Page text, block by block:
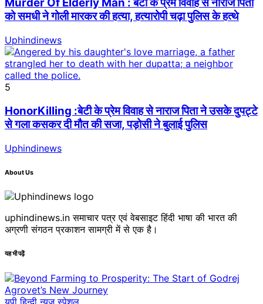
Murder Of Elderly Man : बेटी के प्रेम विवाह से नाराज पिता
को समधी ने गोली मारकर की हत्या, हत्यारोपी चढ़ा पुलिस के हत्थे
Uphindinews
5
HonorKilling :बेटी के प्रेम विवाह से नाराज पिता ने उसके दुपट्टे
से गला कसकर दी मौत की सजा, पड़ोसी ने बुलाई पुलिस
Uphindinews
About Us
uphindinews.in समाचार पत्र एवं वेबसाइट हिंदी भाषा की भारत की
अग्रणी संगठन प्रकाशन सामग्री में से एक है।
यह भी पढ़ें